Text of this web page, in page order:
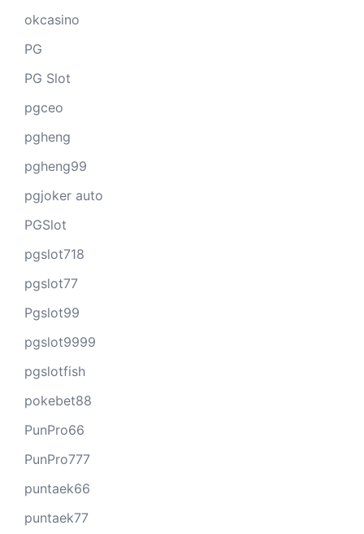
okcasino
PG
PG Slot
pgceo
pgheng
pgheng99
pgjoker auto
PGSlot
pgslot718
pgslot77
Pgslot99
pgslot9999
pgslotfish
pokebet88
PunPro66
PunPro777
puntaek66
puntaek77